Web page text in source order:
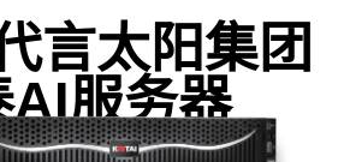
言太阳集团
AI服务器